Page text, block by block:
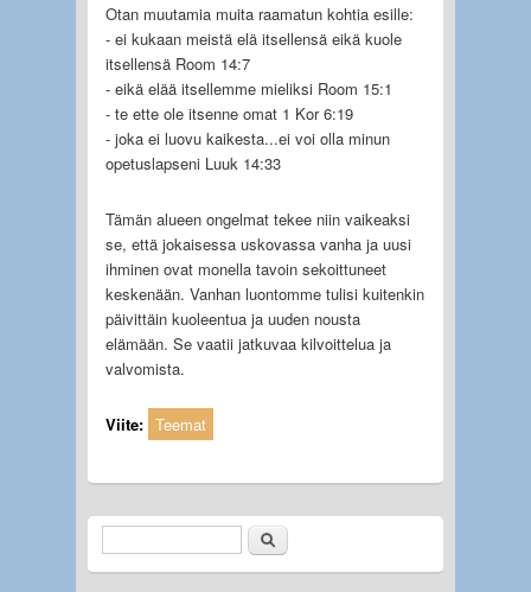
Otan muutamia muita raamatun kohtia esille:
- ei kukaan meistä elä itsellensä eikä kuole
itsellensä Room 14:7
- eikä elää itsellemme mieliksi Room 15:1
- te ette ole itsenne omat 1 Kor 6:19
- joka ei luovu kaikesta...ei voi olla minun
opetuslapseni Luuk 14:33
Tämän alueen ongelmat tekee niin vaikeaksi
se, että jokaisessa uskovassa vanha ja uusi
ihminen ovat monella tavoin sekoittuneet
keskenään. Vanhan luontomme tulisi kuitenkin
päivittäin kuoleentua ja uuden nousta
elämään. Se vaatii jatkuvaa kilvoittelua ja
valvomista.
Viite: Teemat
HakulomakeEtsi